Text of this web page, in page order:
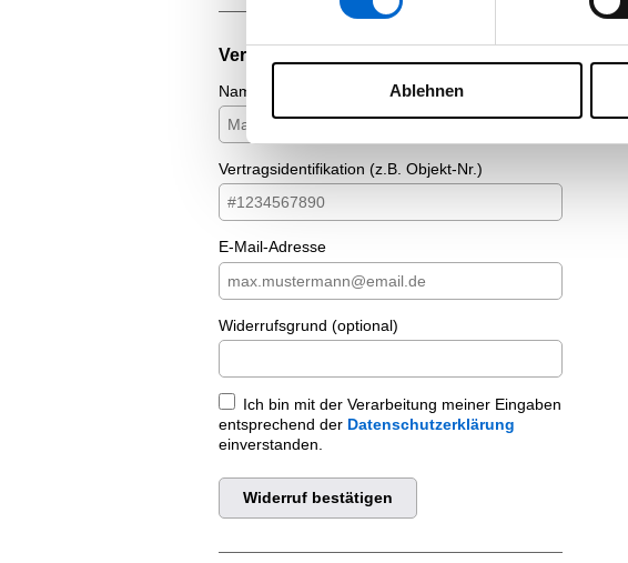
Ablehnen
Vertrag widerrufen
Name
Vertragsidentifikation (z.B. Objekt-Nr.)
E-Mail-Adresse
Widerrufsgrund (optional)
Ich bin mit der Verarbeitung meiner Eingaben
entsprechend der Datenschutzerklärung
einverstanden.
Widerruf bestätigen